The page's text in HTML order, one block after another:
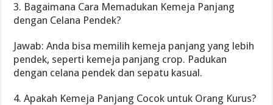
3. Bagaimana Cara Memadukan Kemeja Panjang
dengan Celana Pendek?
Jawab: Anda bisa memilih kemeja panjang yang lebih
pendek, seperti kemeja panjang crop. Padukan
dengan celana pendek dan sepatu kasual.
4. Apakah Kemeja Panjang Cocok untuk Orang Kurus?